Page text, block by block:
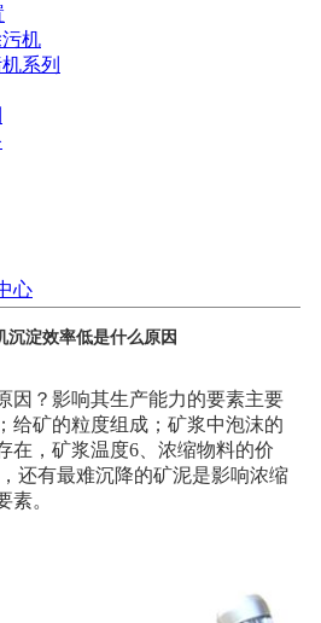
机
系列
心
沉淀效率低是什么原因
因？影响其生产能力的要素主要
给矿的粒度组成；矿浆中泡沫的
在，矿浆温度6、浓缩物料的价
还有最难沉降的矿泥是影响浓缩
素。